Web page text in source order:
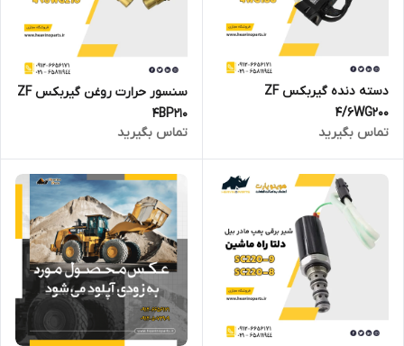
دسته دنده گیربکس ZF
4/6WG200
تماس بگیرید
سنسور حرارت روغن گیربکس ZF
4BP210
تماس بگیرید